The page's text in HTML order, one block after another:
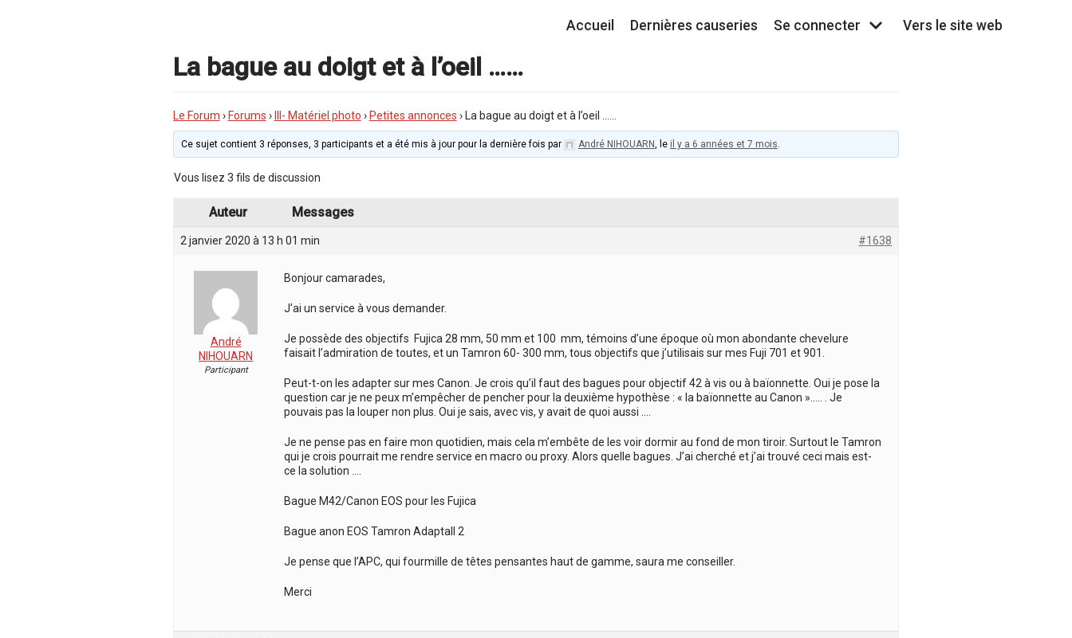
Accueil Dernières causeries Se connecter Vers le site web
La bague au doigt et à l’oeil ……
Le Forum › Forums › III- Matériel photo › Petites annonces › La bague au doigt et à l’oeil ……
Ce sujet contient 3 réponses, 3 participants et a été mis à jour pour la dernière fois par André NIHOUARN, le il y a 6 années et 7 mois.
Vous lisez 3 fils de discussion
Auteur Messages
2 janvier 2020 à 13 h 01 min #1638
André
NIHOUARN
Participant
Bonjour camarades,
J’ai un service à vous demander.
Je possède des objectifs Fujica 28 mm, 50 mm et 100 mm, témoins d’une époque où mon abondante chevelure
faisait l’admiration de toutes, et un Tamron 60- 300 mm, tous objectifs que j’utilisais sur mes Fuji 701 et 901.
Peut-t-on les adapter sur mes Canon. Je crois qu’il faut des bagues pour objectif 42 à vis ou à baïonnette. Oui je pose la
question car je ne peux m’empêcher de pencher pour la deuxième hypothèse : « la baïonnette au Canon »….. . Je
pouvais pas la louper non plus. Oui je sais, avec vis, y avait de quoi aussi ….
Je ne pense pas en faire mon quotidien, mais cela m’embête de les voir dormir au fond de mon tiroir. Surtout le Tamron
qui je crois pourrait me rendre service en macro ou proxy. Alors quelle bagues. J’ai cherché et j’ai trouvé ceci mais est-
ce la solution ….
Bague M42/Canon EOS pour les Fujica
Bague anon EOS Tamron Adaptall 2
Je pense que l’APC, qui fourmille de têtes pensantes haut de gamme, saura me conseiller.
Merci